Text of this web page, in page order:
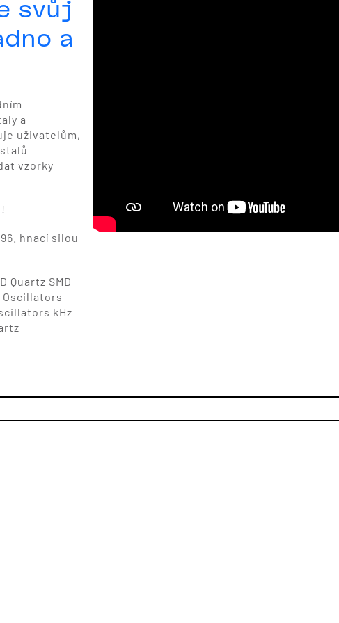
svůj
a
a
uživatelům,
vzorky
hnací silou
Quartz SMD
Oscillators
kHz